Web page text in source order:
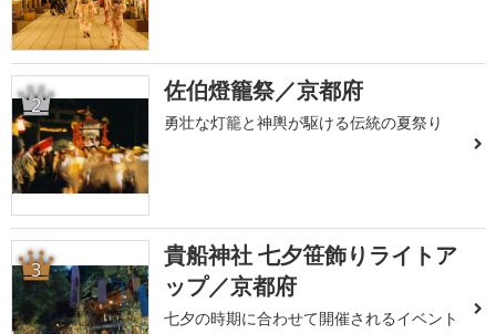
2 佐伯燈籠祭／京都府
勇壮な灯籠と神輿が駆ける伝統の夏祭り
3
貴船神社 七夕笹飾りライトア
ップ／京都府
七夕の時期に合わせて開催されるイベント